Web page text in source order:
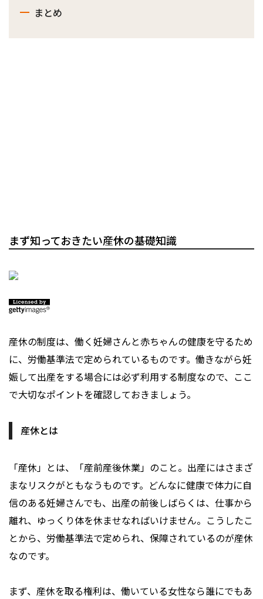
まとめ
まず知っておきたい産休の基礎知識
産休の制度は、働く妊婦さんと赤ちゃんの健康を守るため
に、労働基準法で定められているものです。働きながら妊
娠して出産をする場合には必ず利用する制度なので、ここ
で大切なポイントを確認しておきましょう。
産休とは
「産休」とは、「産前産後休業」のこと。出産にはさまざ
まなリスクがともなうものです。どんなに健康で体力に自
信のある妊婦さんでも、出産の前後しばらくは、仕事から
離れ、ゆっくり体を休ませなればいけません。こうしたこ
とから、労働基準法で定められ、保障されているのが産休
なのです。
まず、産休を取る権利は、働いている女性なら誰にでもあ